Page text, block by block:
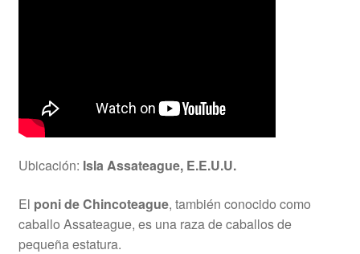
Ubicación: Isla Assateague, E.E.U.U.
El poni de Chincoteague, también conocido como
caballo Assateague, es una raza de caballos de
pequeña estatura.